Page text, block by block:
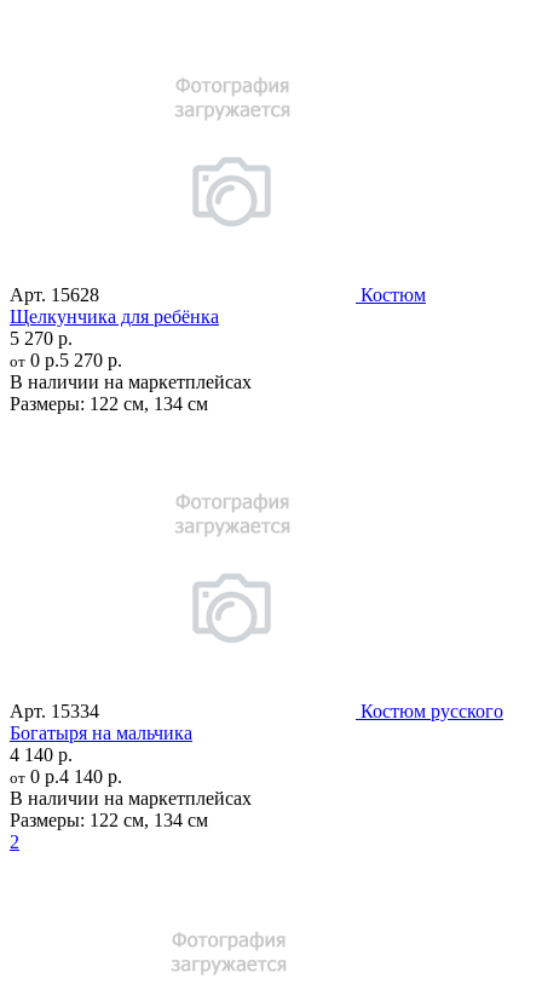
Арт. 15628
Костюм
Щелкунчика для ребёнка
5 270 р.
от 0 р.5 270 р.
В наличии на маркетплейсах
Размеры: 122 см, 134 см
Арт. 15334
Костюм русского
Богатыря на мальчика
4 140 р.
от 0 р.4 140 р.
В наличии на маркетплейсах
Размеры: 122 см, 134 см
2